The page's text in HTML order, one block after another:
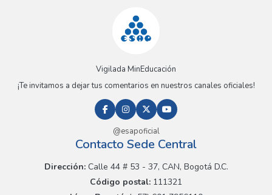
Vigilada MinEducación
¡Te invitamos a dejar tus comentarios en nuestros canales oficiales!
@esapoficial
Contacto Sede Central
Dirección:Calle 44 # 53 - 37, CAN, Bogotá D.C.
Código postal: 111321